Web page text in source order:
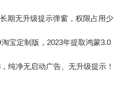
期无升级提示弹窗，权限占用少
宝定制版，2023年提取鸿蒙3.0
纯净无启动广告、无升级提示！